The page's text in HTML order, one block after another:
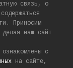
связь, о
Приносим
наш сайт
с
на сайте,